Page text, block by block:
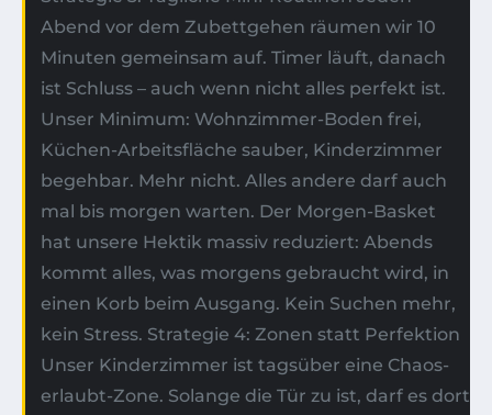
Abend vor dem Zubettgehen räumen wir 10
Minuten gemeinsam auf. Timer läuft, danach
ist Schluss – auch wenn nicht alles perfekt ist.
Unser Minimum: Wohnzimmer-Boden frei,
Küchen-Arbeitsfläche sauber, Kinderzimmer
begehbar. Mehr nicht. Alles andere darf auch
mal bis morgen warten. Der Morgen-Basket
hat unsere Hektik massiv reduziert: Abends
kommt alles, was morgens gebraucht wird, in
einen Korb beim Ausgang. Kein Suchen mehr,
kein Stress. Strategie 4: Zonen statt Perfektion
Unser Kinderzimmer ist tagsüber eine Chaos-
erlaubt-Zone. Solange die Tür zu ist, darf es dort